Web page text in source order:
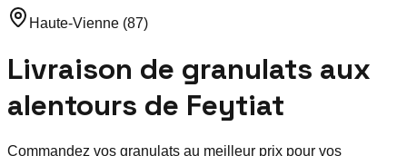
Haute-Vienne (87)
Livraison de granulats aux
alentours de Feytiat
Commandez vos granulats au meilleur prix pour vos